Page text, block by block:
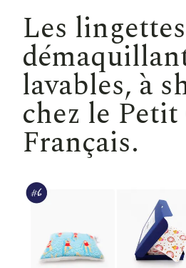
Les lingettes
lavables, à
chez le
Français.